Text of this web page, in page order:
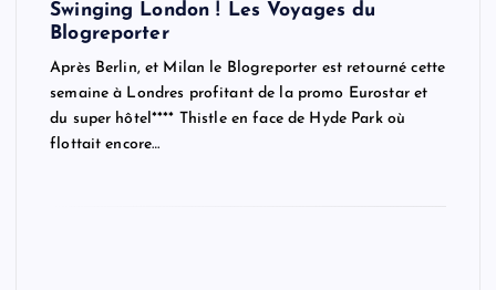
Swinging London ! Les Voyages du
Blogreporter
Après Berlin, et Milan le Blogreporter est retourné cette
semaine à Londres profitant de la promo Eurostar et
du super hôtel**** Thistle en face de Hyde Park où
flottait encore…